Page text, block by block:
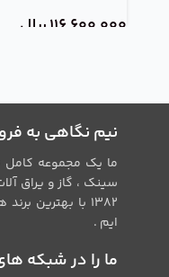
116,600,000ریال
نیم نگاهی به
ما یک مجموعه کامل
سینک ، گاز و یراق
1382 با بهترین
ایم .
ما را در شبکه